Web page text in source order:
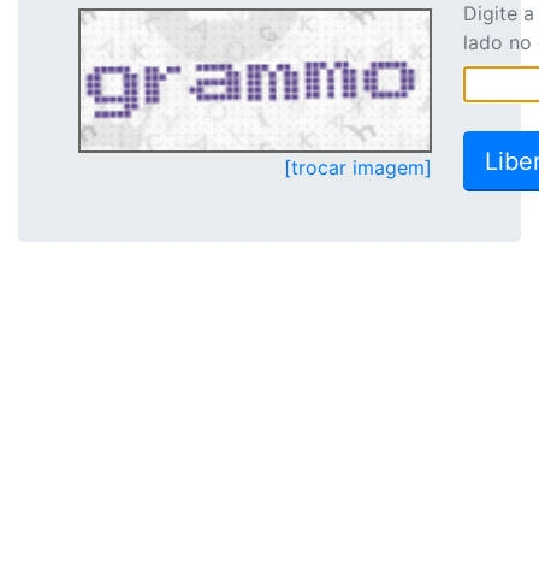
[trocar imagem]
Digite
lado no